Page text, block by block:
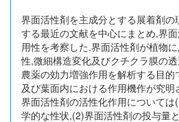
界面活性剤を主成分とする展着剤
する最近の文献を中心にまとめ,界
用性を考察した.界面活性剤が植物
性,微細構造変化及びクチクラ膜の
農薬の効力増強作用を解析する目
及び葉面内における作用機作が究
界面活性剤の活性化作用について
学的な性状,(2)界面活性剤の投与量